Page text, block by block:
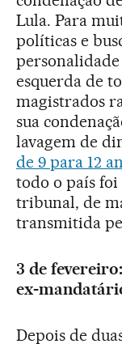
Lula. Para
políticas e
esquerda de
magistrados
sua
lavagem de
de 9 para 12
todo o país foi
tribunal, de
transmitida
3 de
ex-
Depois de